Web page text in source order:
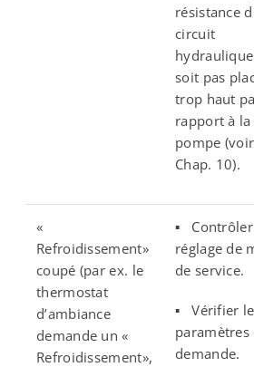
résistance
circuit
soit pas
trop haut
rapport à la
pompe (voir
Chap. 10).
«
Refroidissement»
coupé (par ex. le
thermostat
d’ambiance
demande un «
Refroidissement»,
▪
réglage de
de service.
▪ Vérifier
paramètres
demande.